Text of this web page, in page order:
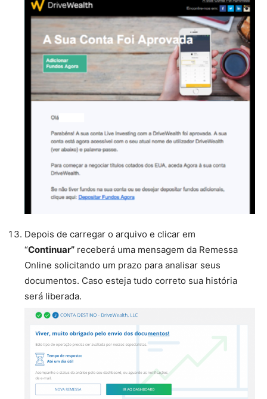
Depois de carregar o arquivo e clicar em
“Continuar” receberá uma mensagem da Remessa
Online solicitando um prazo para analisar seus
documentos. Caso esteja tudo correto sua história
será liberada.